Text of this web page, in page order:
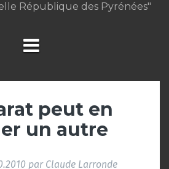
République des Pyrénées"
peut en
un autre
par Claude Larronde